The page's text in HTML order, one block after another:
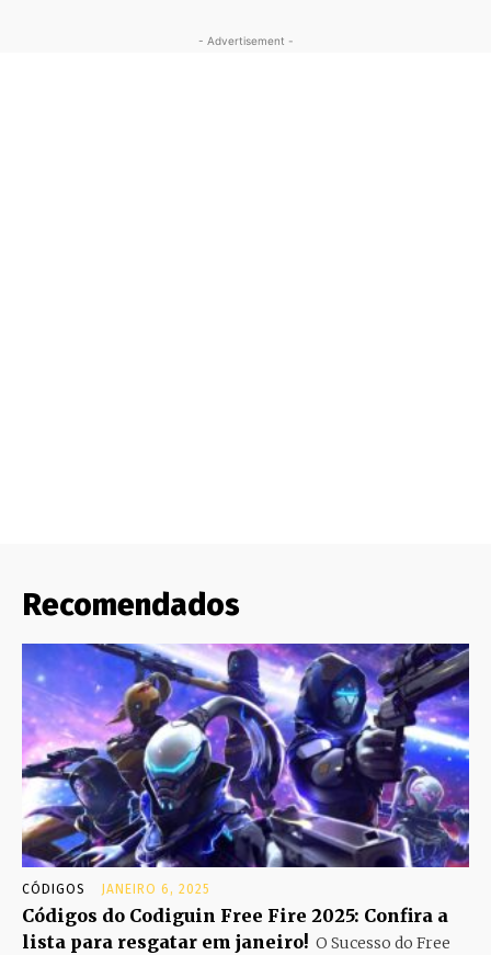
- Advertisement -
Recomendados
CÓDIGOS JANEIRO 6, 2025
Códigos do Codiguin Free Fire 2025: Confira a
lista para resgatar em janeiro! O Sucesso do Free